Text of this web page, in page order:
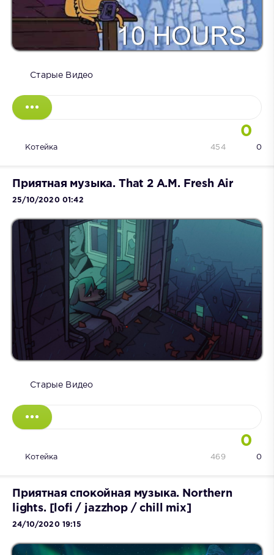
Старые Видео
0
Котейка 0
454
Приятная музыка. That 2 A.M. Fresh Air
25/10/2020 01:42
Старые Видео
0
Котейка 0
469
Приятная спокойная музыка. Northern
lights. [lofi / jazzhop / chill mix]
24/10/2020 19:15